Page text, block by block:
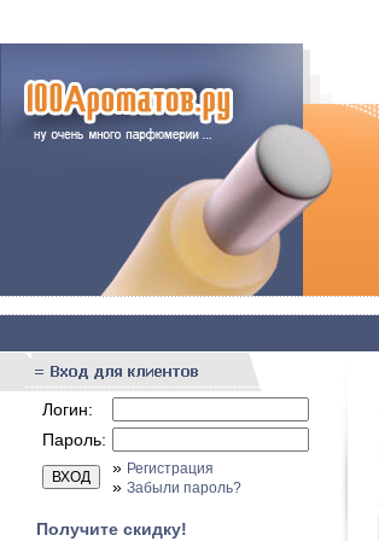
Логин:
Пароль:
» Регистрация
» Забыли пароль?
Получите скидку!